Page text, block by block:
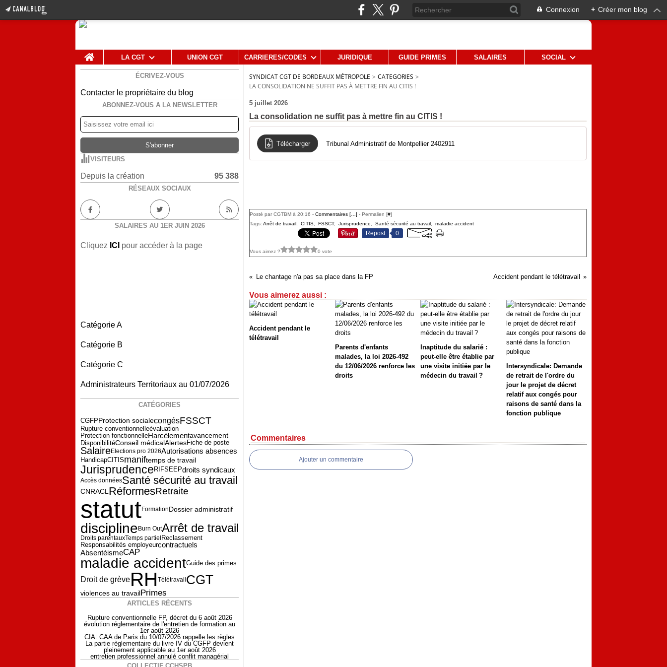
Connexion + Créer mon blog
Home
LA CGT UNION CGT CARRIERES/CODES JURIDIQUE GUIDE PRIMES SALAIRES SOCIAL
ÉCRIVEZ-VOUS
Contacter le propriétaire du blog
ABONNEZ-VOUS A LA NEWSLETTER
VISITEURS
Depuis la création 95 388
RÉSEAUX SOCIAUX
SALAIRES AU 1ER JUIN 2026
Cliquez ICI pour accéder à la page
Catégorie A
Catégorie B
Catégorie C
Administrateurs Territoriaux au 01/07/2026
CATÉGORIES
CGFPProtection socialecongésFSSCT
Rupture conventionnelleévaluation
Protection fonctionnelleHarcèlementavancement
DisponibilitéConseil médicalAlertesFiche de poste
SalaireElections pro 2026Autorisations absences
HandicapCITISmaniftemps de travail
Jurisprudence RIFSEEPdroits syndicaux
Accès donnéesSanté sécurité au travail
CNRACL RéformesRetraite
statutFormationDossier administratif
disciplineBurn OutArrêt de travail
Droits parentauxTemps partiel Reclassement
Responsabilités employeurcontractuels
AbsentéismeCAP
maladie accidentGuide des primes
Droit de grèveRH TélétravailCGT
violences au travailPrimes
ARTICLES RÉCENTS
Rupture conventionnelle FP, décret du 6 août 2026
évolution réglementaire de l'entretien de formation au
1er août 2026
CIA: CAA de Paris du 10/07/2026 rappelle les règles
La partie règlementaire du livre IV du CGFP devient
pleinement applicable au 1er août 2026
entretien professionnel annulé conflit managérial
SYNDICAT CGT DE BORDEAUX MÉTROPOLE > CATEGORIES >
LA CONSOLIDATION NE SUFFIT PAS À METTRE FIN AU CITIS !
5 juillet 2026
La consolidation ne suffit pas à mettre fin au CITIS !
Télécharger Tribunal Administratif de Montpellier 2402911
Posté par CGTBM à 20:16 - Commentaires [ ] - Permalien [#]
Tags: Arrêt de travail CITIS FSSCT, Jurisprudence Santé sécurité au travail maladie accident
Repost 0
Vous aimez ? 0 vote
Le chantage n'a pas sa place dans la FP Accident pendant le télétravail
Vous aimerez aussi :
Accident pendant le
télétravail
Parents d'enfants
malades, la loi 2026-492
du 12/06/2026 renforce les
droits
Inaptitude du salarié :
peut-elle être établie par
une visite initiée par le
médecin du travail ?
Intersyndicale: Demande
de retrait de l'ordre du
jour le projet de décret
relatif aux congés pour
raisons de santé dans la
fonction publique
Commentaires
Ajouter un commentaire